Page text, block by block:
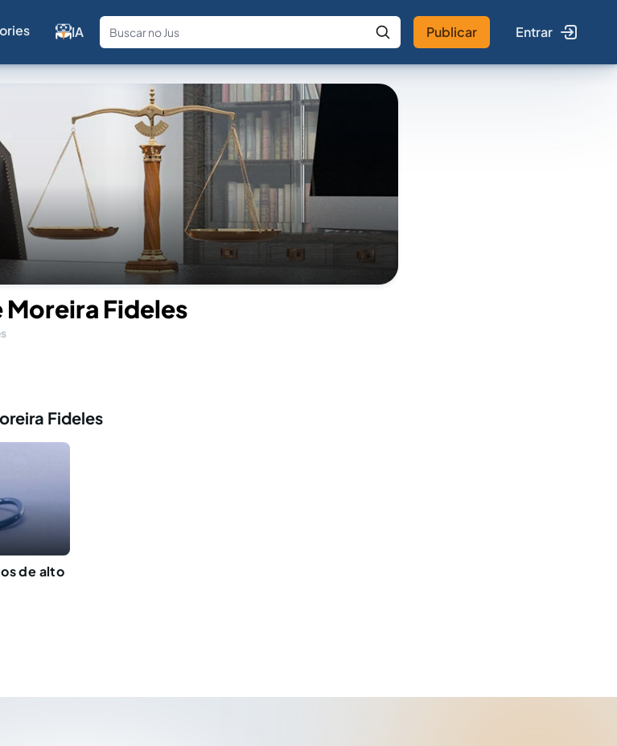
IA
Fale com a IA Buscar no Jus
Publicar Entrar
Moreira Fideles
Fideles
de alto